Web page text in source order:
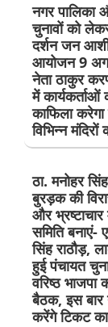
नगर पालिका
चुनावों को
दर्शन जन
आयोजन 9
नेता ठाकुर
में कार्यकर्ताओं
काफिला
विभिन्न मंदिरों
ठा. मनोहर
बुरड़क की
और
समिति
सिंह राठौड़,
हुई पंचायत
वरिष्ठ भाजपा
बैठक, इस बार
करेंगे टिकट का